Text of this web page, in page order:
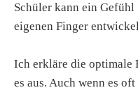
Schüler kann ein
eigenen Finger
Ich erkläre die optimale
es aus. Auch wenn es